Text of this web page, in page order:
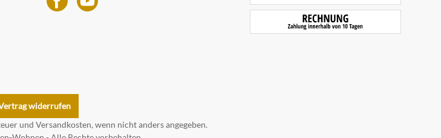
widerrufen
und Versandkosten, wenn nicht anders angegeben.